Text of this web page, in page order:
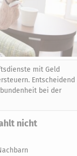
mit Geld
Entscheidend
bei der
nicht